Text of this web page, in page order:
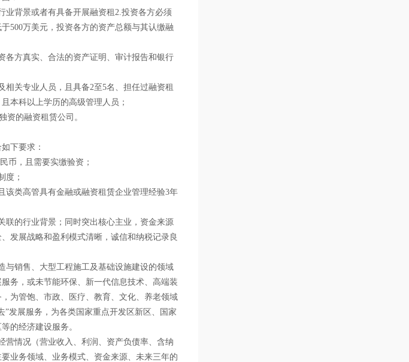
背景或者有具备开展融资租2.投资各方必须
500万美元，投资各方的资产总额与其认缴融
方真实、合法的资产证明、审计报告和银行
关专业人员，且具备2至5名、担任过融资租
本科以上学历的高级管理人员；
的融资租赁公司。
下要求：
，且需要实缴验资；
；
类高管具有金融或融资租赁企业管理经验3年
的行业背景；同时突出核心主业，资金来源
发展战略和盈利模式清晰，诚信和纳税记录良
销售、大型工程施工及基础设施建设的领域
务，或未节能环保、新一代信息技术、高端装
为管饱、市政、医疗、教育、文化、养老领域
发展服务，为各类国家重点开发区新区、国家
的经济建设服务。
情况（营业收入、利润、资产负债率、含纳
业务领域、业务模式、资金来源、未来三年的